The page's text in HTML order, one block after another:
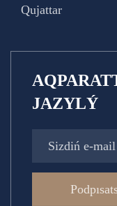
Qujattar
JAZYLÝ